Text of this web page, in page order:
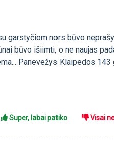
garstyčiom nors būvo
būvo išiimti, o ne naujas
Panevežys Klaipedos 143
Super, labai patiko Visai